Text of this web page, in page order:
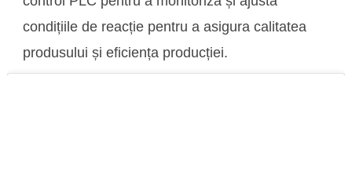
condițiile de reacție pentru a asigura calitatea
produsului și eficiența producției.